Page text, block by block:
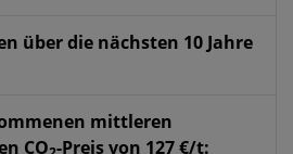
über die nächsten 10 Jahre
mittleren
CO -Preis von 127 €/t: